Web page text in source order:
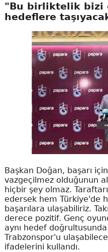
"Bu birliktelik bizi
hedeflere
Başkan Doğan, başarı
vazgeçilmez olduğunun
hiçbir şey olmaz.
edersek hem Türkiye'de
başarılara ulaşabiliriz.
derece pozitif. Genç
aynı hedef doğrultusunda
Trabzonspor'u
ifadelerini kullandı.